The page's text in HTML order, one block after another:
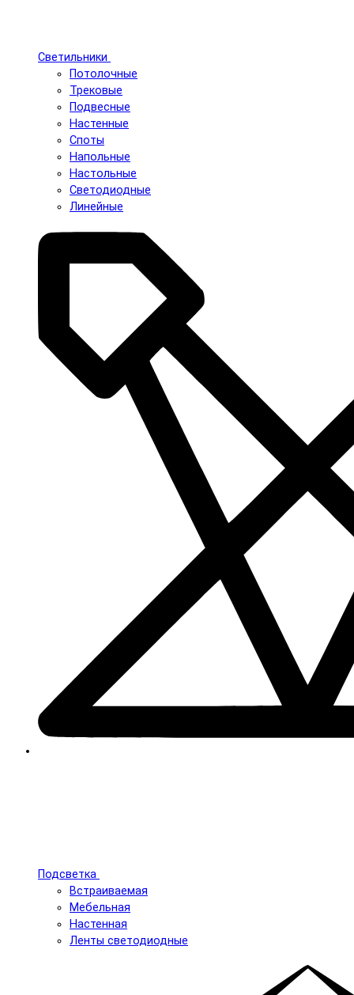
Светильники
Потолочные
Трековые
Подвесные
Настенные
Споты
Напольные
Настольные
Светодиодные
Линейные
Подсветка
Встраиваемая
Мебельная
Настенная
Ленты светодиодные